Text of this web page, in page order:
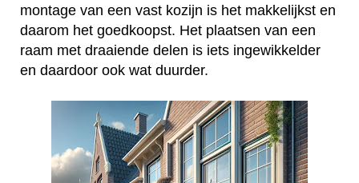
montage van een vast kozijn is het makkelijkst en
daarom het goedkoopst. Het plaatsen van een
raam met draaiende delen is iets ingewikkelder
en daardoor ook wat duurder.